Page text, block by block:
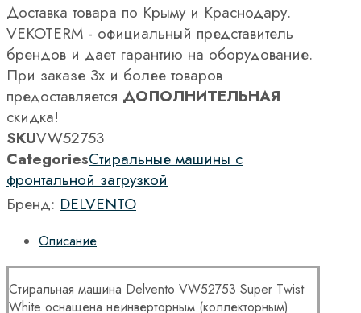
Доставка товара по Крыму и Краснодару.
VEKOTERM - официальный представитель
брендов и дает гарантию на оборудование.
При заказе 3х и более товаров
предоставляется ДОПОЛНИТЕЛЬНАЯ
скидка!
SKUVW52753
CategoriesСтиральные машины с
фронтальной загрузкой
Бренд: DELVENTO
Описание
Стиральная машина Delvento VW52753 Super Twist
White оснащена неинверторным (коллекторным)